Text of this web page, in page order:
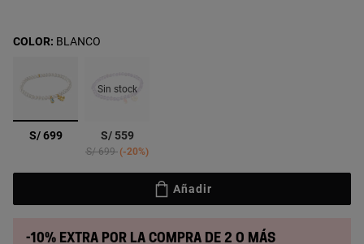
seleccionado
S/ 699
Sin stock
S/ 559
Price reduced from
S/ 699to-20%
COLOR: BLANCO
Añadir
-10% extra por la compra de 2 o más